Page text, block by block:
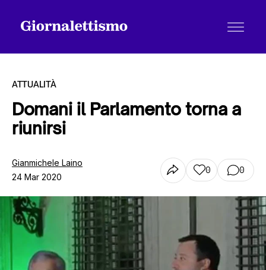
Tutti gli articoli
Chi siamo
Contatti
ATTUALITÀ
Domani il Parlamento torna a
riunirsi
Gianmichele Laino
24 Mar 2020
0 0